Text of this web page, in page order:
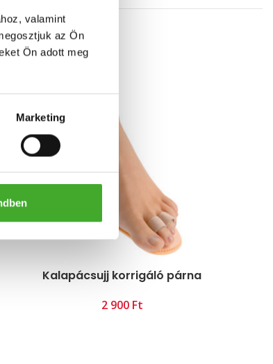
valamint
az Ön
Ön adott meg
Marketing
Kalapácsujj korrigáló párna
Ft